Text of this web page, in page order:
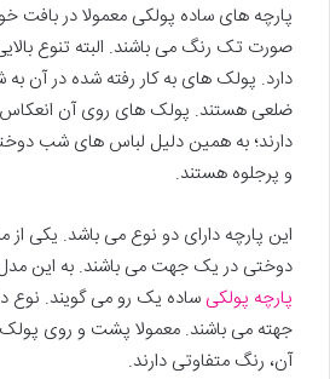
پارچه های ساده پولکی معمولا در بافت
صورت تک رنگ می باشند. البته تنوع
دارد. پولک های به کار رفته شده در آن
ضلعی هستند. پولک های روی آن انعکاس
دارند؛ به همین دلیل لباس های شب
و پرجلوه هستند.
این پارچه دارای دو نوع می باشد. یکی
دوختی در یک جهت می باشند. به این
پارچه پولکی ساده یک رو می گویند. نوع
جهته می باشند. معمولا پشت و روی
آن، رنگ متفاوتی دارند.